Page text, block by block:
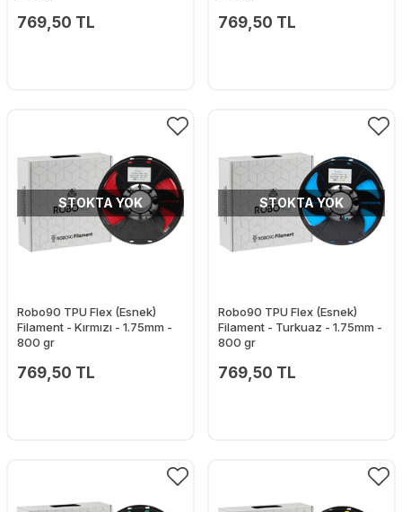
769,50 TL 769,50 TL
STOKTA YOK
Robo90 TPU Flex (Esnek)
Filament - Kırmızı - 1.75mm -
800 gr
769,50 TL
STOKTA YOK
Robo90 TPU Flex (Esnek)
Filament - Turkuaz - 1.75mm -
800 gr
769,50 TL